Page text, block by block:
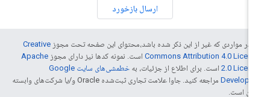
ارسال بازخورد
در مواردی که غیر از این ذکر شده باشد،‌محتوای این صفحه تحت مجوزCreative
Commons Attribution 4.0است. نمونه کدها نیز دارای مجوزApache
2.0است. برای اطلاع از جزئیات، به
خطمشی‌های سایت Google
مراجعه کنید. جاوا علامت تجاری ثبت‌شده Oracle و/یا شرکت‌های وابسته
آن است.